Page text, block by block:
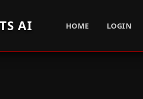
AI HOME LOGIN